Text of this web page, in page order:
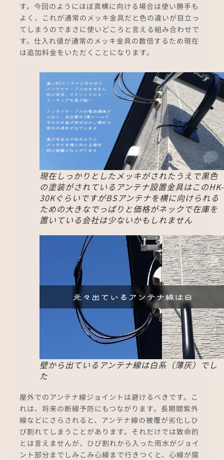
す。今回のようにほぼ真横に向ける場合は使い勝手も
よく、これが通常のメッキ金具だと色の違いが目立っ
てしまうのでまさに使いどころと言える組み合わせで
す。仕入れ値が通常のメッキ金具の数倍するため現在
は追加料金をいただくことになります。
現在しっかりとしたメッキがされたうえで黒色
の塗装がされているアンテナ設置金具はこのHK-
30KぐらいですがBSアンテナを横に向けられる
ための大きなでっぱりと価格がネックで在庫を
置いている会社は少ないかもしれません
壁から出ているアンテナ線は白系（薄灰）でし
た
屋外でのアンテナ線ジョイントは避けるべきです。こ
れは、将来の断線予防にもつながります。長期間紫外
線などにさらされると、アンテナ線の被覆が劣化しひ
び割れてしまうことがあります。それだけでは致命的
とは言えませんが、ひび割れから入った雨水がジョイ
ント部分までしみこみ心線まで行きつくと、心線が腐